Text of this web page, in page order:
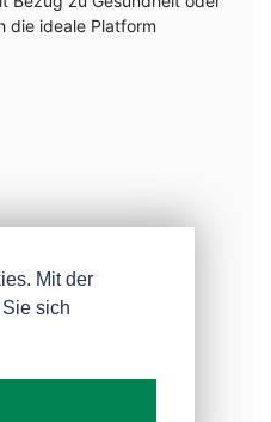
die ideale Platform
Mit der
sich